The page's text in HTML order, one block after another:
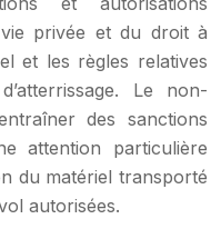
privée et du droit à
et les règles relatives
Le non-
des sanctions
attention particulière
du matériel transporté
autorisées.